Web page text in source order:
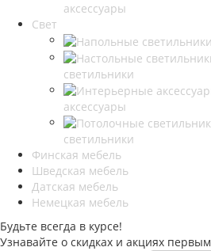
аксессуары
Свет
светильники
аксессуары
светильники
Финская мебель
Шведская мебель
Датская мебель
Немецкая мебель
Будьте всегда в курсе!
Узнавайте о скидках и акциях первым